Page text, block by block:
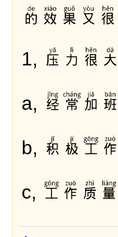
的效果又很
1, 压力很
a, 经常加班
b, 积极工作
c, 工作质